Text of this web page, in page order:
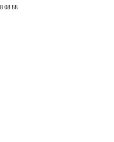
08 88